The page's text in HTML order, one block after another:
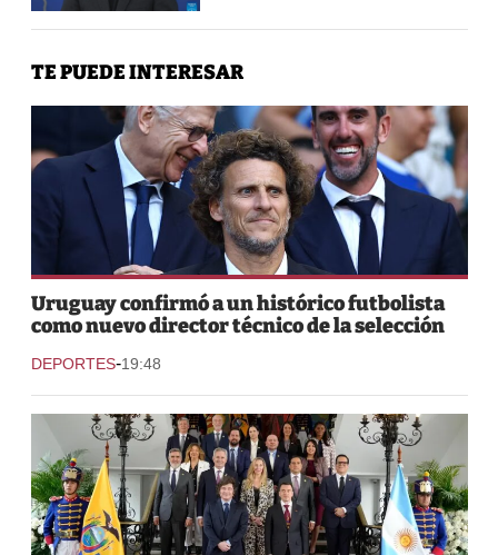
TE PUEDE INTERESAR
Uruguay confirmó a un histórico futbolista
como nuevo director técnico de la selección
DEPORTES-19:48